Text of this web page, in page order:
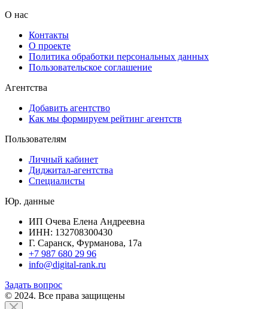
О нас
Контакты
О проекте
Политика обработки персональных данных
Пользовательское соглашение
Агентства
Добавить агентство
Как мы формируем рейтинг агентств
Пользователям
Личный кабинет
Диджитал-агентства
Специалисты
Юр. данные
ИП Очева Елена Андреевна
ИНН: 132708300430
Г. Саранск, Фурманова, 17а
+7 987 680 29 96
info@digital-rank.ru
Задать вопрос
© 2024. Все права защищены